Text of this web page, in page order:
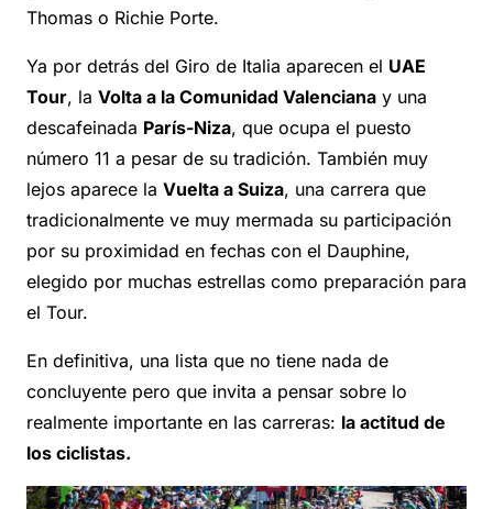
Thomas o Richie Porte.
Ya por detrás del Giro de Italia aparecen el UAE
Tour, la Volta a la Comunidad Valenciana y una
descafeinada París-Niza, que ocupa el puesto
número 11 a pesar de su tradición. También muy
lejos aparece la Vuelta a Suiza, una carrera que
tradicionalmente ve muy mermada su participación
por su proximidad en fechas con el Dauphine,
elegido por muchas estrellas como preparación para
el Tour.
En definitiva, una lista que no tiene nada de
concluyente pero que invita a pensar sobre lo
realmente importante en las carreras: la actitud de
los ciclistas.